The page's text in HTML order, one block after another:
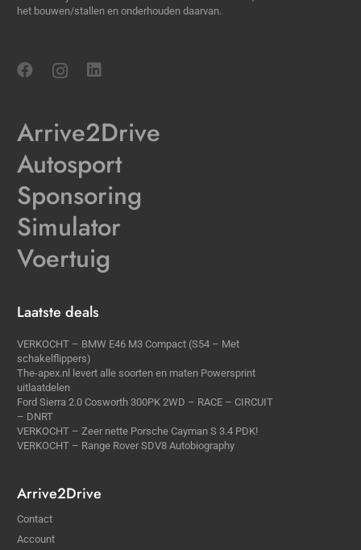
het bouwen/stallen en onderhouden daarvan.
Arrive2Drive
Autosport
Sponsoring
Simulator
Voertuig
Laatste deals
VERKOCHT – BMW E46 M3 Compact (S54 – Met
schakelflippers)
The-apex.nl levert alle soorten en maten Powersprint
uitlaatdelen
Ford Sierra 2.0 Cosworth 300PK 2WD – RACE – CIRCUIT
– DNRT
VERKOCHT – Zeer nette Porsche Cayman S 3.4 PDK!
VERKOCHT – Range Rover SDV8 Autobiography
Arrive2Drive
Contact
Account